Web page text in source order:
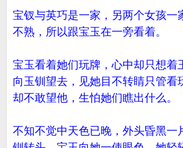
宝钗与英巧是一家，另两个女孩一
不熟，所以跟宝玉在一旁看着。
宝玉看着她们玩牌，心中却只想着
向玉钏望去，见她目不转睛只管看
却不敢望他，生怕她们瞧出什么。
不知不觉中天色已晚，外头昏黑一